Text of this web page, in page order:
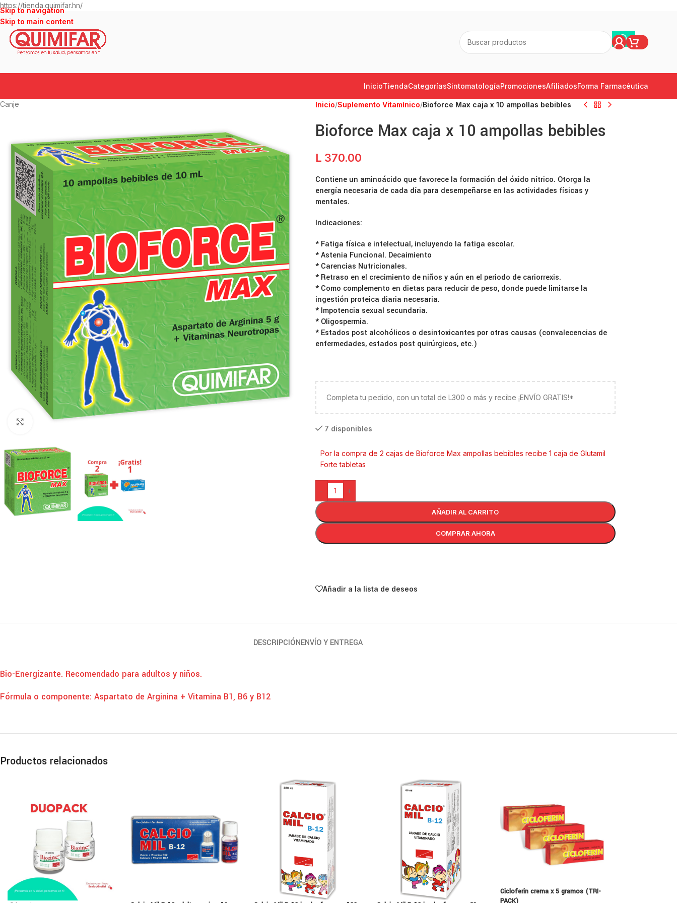
https://tienda.quimifar.hn/
Skip to navigation
Skip to main content
InicioTiendaCategoríasSintomatologíaPromocionesAfiliadosForma Farmacéutica
Canje
Clic para ampliar
Inicio/Suplemento Vitamínico/Bioforce Max caja x 10 ampollas bebibles
Bioforce Max caja x 10 ampollas bebibles
L 370.00
Contiene un aminoácido que favorece la formación del óxido nítrico. Otorga la
energía necesaria de cada día para desempeñarse en las actividades físicas y
mentales.
Indicaciones:
* Fatiga física e intelectual, incluyendo la fatiga escolar.
* Astenia Funcional. Decaimiento
* Carencias Nutricionales.
* Retraso en el crecimiento de niños y aún en el periodo de cariorrexis.
* Como complemento en dietas para reducir de peso, donde puede limitarse la
ingestión proteica diaria necesaria.
* Impotencia sexual secundaria.
* Oligospermia.
* Estados post alcohólicos o desintoxicantes por otras causas (convalecencias de
enfermedades, estados post quirúrgicos, etc.)
Completa tu pedido, con un total de L300 o más y recibe ¡ENVÍO GRATIS!*
7 disponibles
Por la compra de 2 cajas de Bioforce Max ampollas bebibles recibe 1 caja de Glutamil
Forte tabletas
- +
AÑADIR AL CARRITO
COMPRAR AHORA
Añadir a la lista de deseos
DESCRIPCIÓNENVÍO Y ENTREGA
Bio-Energizante. Recomendado para adultos y niños.
Fórmula o componente: Aspartato de Arginina + Vitamina B1, B6 y B12
Productos relacionados
Cicloferin crema x 5 gramos (TRI-
PACK)